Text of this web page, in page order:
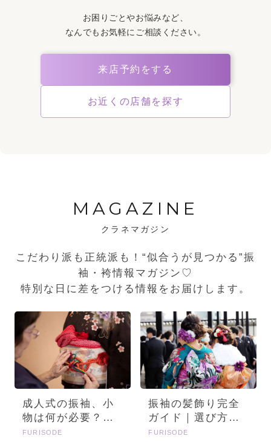
お困りごとやお悩みなど、
なんでもお気軽にご相談ください。
来店予約をする
お近くの店舗を探す
MAGAZINE
クラネマガジン
こだわり派も正統派も！“似合うが見つかる”振
袖・袴情報マガジン♡
特別な日に差をつける情報をお届けします。
成人式の振袖、小
物は何が必要？画
像とセットで詳し
FURISODE
振袖の髪飾り完全
ガイド｜選び方・
種類・トレンドを
FURISODE